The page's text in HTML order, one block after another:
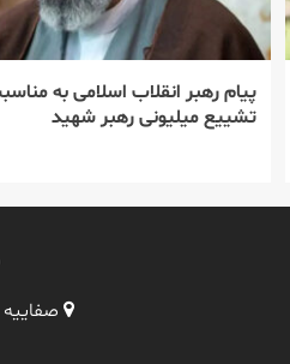
پیام رهبر انقلاب اسلامی به
تشییع میلیونی رهبر شهید
صفاییه فرعی ۲۲ ،